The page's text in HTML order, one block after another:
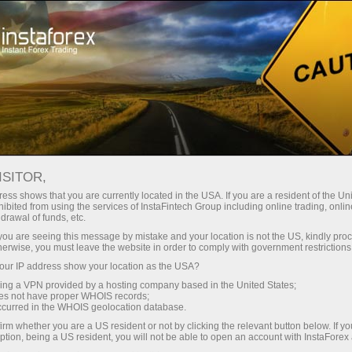
Трейдерам Калькулятор дивідендів
Калькулятор
дивідендів для
Форекс трейдерів
Даний розділ підійде для тих трейдерів, які
торгують контрактами на різницю по акціях
(CFD). На сторінці представлена таблиця
дивідендів, що містить інформацію про
shows that you are currently located in the USA. If you are a resident of the
from using the services of InstaFintech Group including online trading,
of funds, etc.
are seeing this message by mistake and your location is not the US, kindly
you must leave the website in order to comply with government
IP address show your location as the USA?
a VPN provided by a hosting company based in the United States;
not have proper WHOIS records;
in the WHOIS geolocation database.
whether you are a US resident or not by clicking the relevant button below. If
being a US resident, you will not be able to open an account with InstaForex